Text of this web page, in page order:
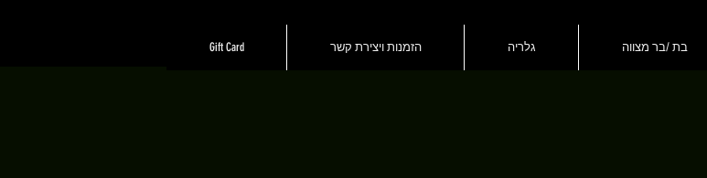
Gift Card הזמנות ויצירת קשר גלריה בת /בר מצווה